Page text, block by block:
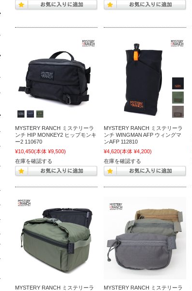
MYSTERY RANCH ミステリーラ
ンチ HIP MONKEY2 ヒップモンキ
ー2 110670
¥10,450(本体 ¥9,500)
在庫を確認する
MYSTERY RANCH ミステリーラ
ンチ WINGMAN AFP ウィングマ
ンAFP 112810
¥4,620(本体 ¥4,200)
在庫を確認する
MYSTERY RANCH ミステリーラ
MYSTERY RANCH ミステリーラ